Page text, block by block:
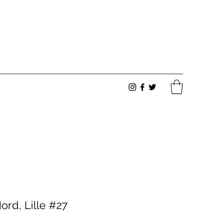
Lille #27